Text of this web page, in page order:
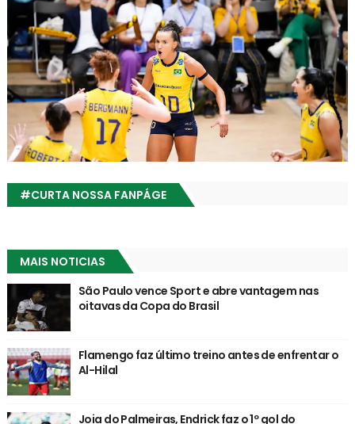
#CURTA NOSSA FANPÁGE
MAIS NOTICIAS
São Paulo vence Sport e abre vantagem nas
oitavas da Copa do Brasil
Flamengo faz último treino antes de enfrentar o
Al-Hilal
Joia do Palmeiras, Endrick faz o 1º gol do